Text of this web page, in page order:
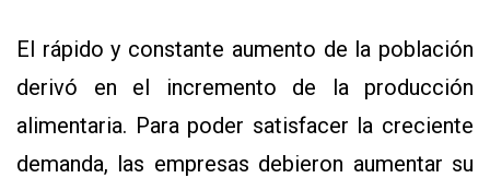
DEL
SITIO
QUIENES
El rápido y constante aumento de la población
derivó en el incremento de la producción
alimentaria. Para poder satisfacer la creciente
demanda, las empresas debieron aumentar su